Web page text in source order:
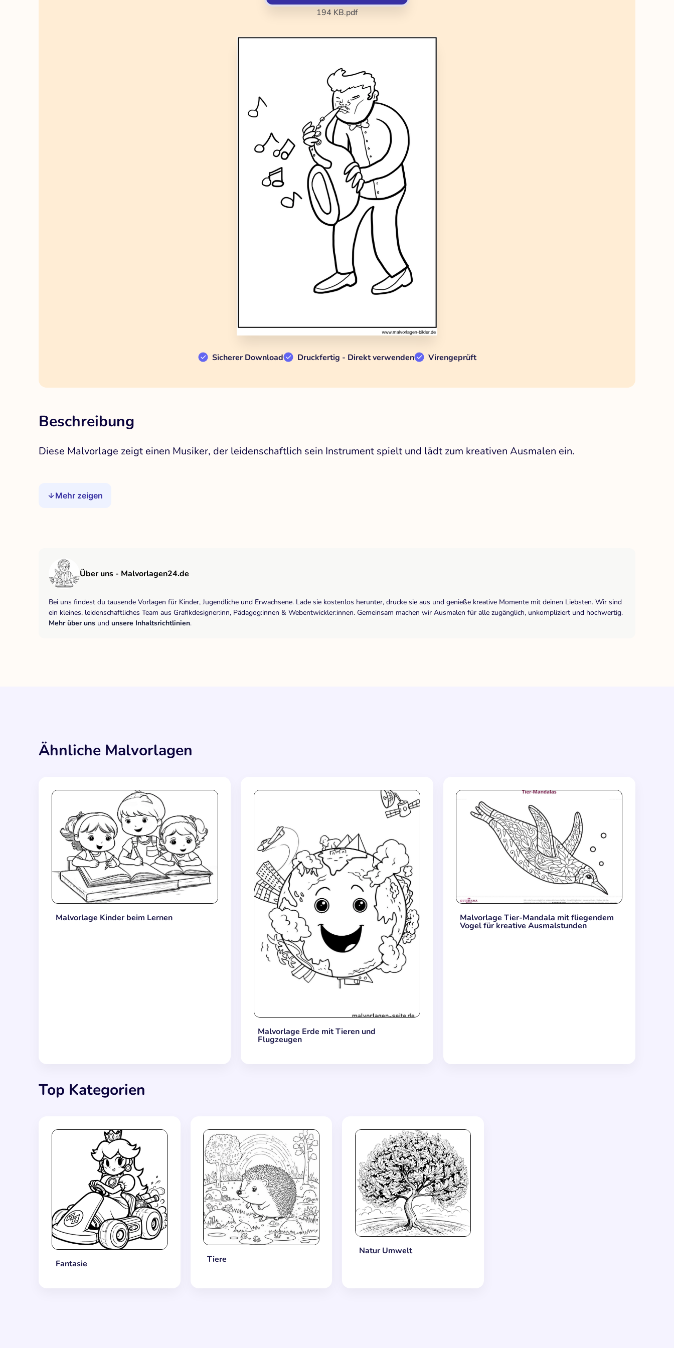
194 KB.pdf
Sicherer Download Druckfertig - Direkt verwenden Virengeprüft
Beschreibung
Diese Malvorlage zeigt einen Musiker, der leidenschaftlich sein Instrument spielt und lädt zum kreativen Ausmalen ein.
Mehr zeigen
Über uns - Malvorlagen24.de
Bei uns findest du tausende Vorlagen für Kinder, Jugendliche und Erwachsene. Lade sie kostenlos herunter, drucke sie aus und genieße kreative Momente mit deinen Liebsten. Wir sind
ein kleines, leidenschaftliches Team aus Grafikdesigner:inn, Pädagog:innen & Webentwickler:innen. Gemeinsam machen wir Ausmalen für alle zugänglich, unkompliziert und hochwertig.
Mehr über uns und unsere Inhaltsrichtlinien.
Ähnliche Malvorlagen
Malvorlage Kinder beim Lernen
Malvorlage Erde mit Tieren und
Flugzeugen
Malvorlage Tier-Mandala mit fliegendem
Vogel für kreative Ausmalstunden
Top Kategorien
Fantasie Tiere
Natur Umwelt